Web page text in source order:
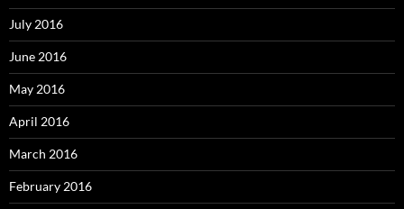
July 2016
June 2016
May 2016
April 2016
March 2016
February 2016